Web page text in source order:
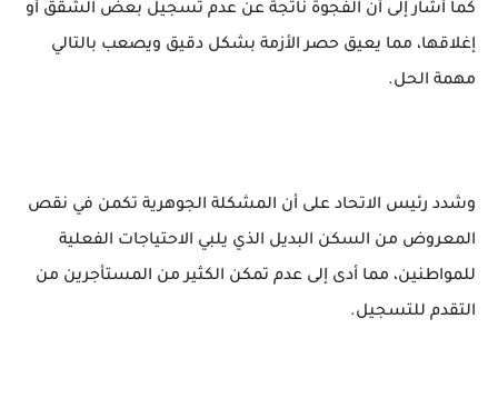
كما أشار إلى أن الفجوة ناتجة عن عدم تسجيل بعض الشقق أو
إغلاقها، مما يعيق حصر الأزمة بشكل دقيق ويصعب بالتالي
مهمة الحل.
وشدد رئيس الاتحاد على أن المشكلة الجوهرية تكمن في نقص
المعروض من السكن البديل الذي يلبي الاحتياجات الفعلية
للمواطنين، مما أدى إلى عدم تمكن الكثير من المستأجرين من
التقدم للتسجيل.